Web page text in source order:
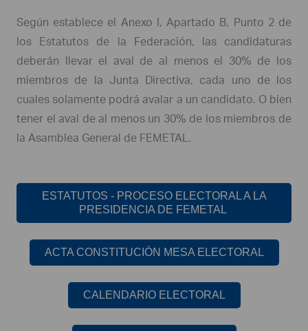
Según establece el Anexo I, Apartado B, Punto 2 de
los Estatutos de la Federación, las candidaturas
deberán llevar el aval de al menos el 30% de los
miembros de la Junta Directiva, cada uno de los
cuales solamente podrá avalar a un candidato. O bien
tener el aval de al menos un 30% de los miembros de
la Asamblea General de FEMETAL.
ESTATUTOS - PROCESO ELECTORAL A LA
PRESIDENCIA DE FEMETAL
ACTA CONSTITUCIÓN MESA ELECTORAL
CALENDARIO ELECTORAL